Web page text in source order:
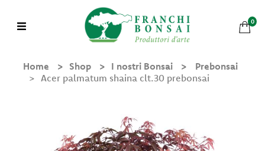
0
Home Shop I nostri Bonsai
Prebonsai
Acer palmatum shaina clt.30 prebonsai